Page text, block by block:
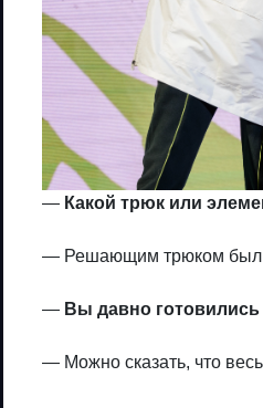
— Какой трюк или
— Решающим трюком был
— Вы давно
— Можно сказать, что